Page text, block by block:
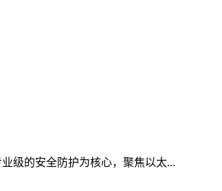
级的安全防护为核心，聚焦以太...